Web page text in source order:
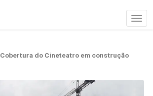
Cobertura do Cineteatro em construção